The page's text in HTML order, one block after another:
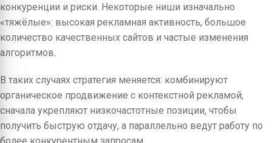
конкуренции и риски. Некоторые ниши изначально
«тяжёлые»: высокая рекламная активность, большое
количество качественных сайтов и частые изменения
алгоритмов.
В таких случаях стратегия меняется: комбинируют
органическое продвижение с контекстной рекламой,
сначала укрепляют низкочастотные позиции, чтобы
получить быструю отдачу, а параллельно ведут работу по
более конкурентным запросам.